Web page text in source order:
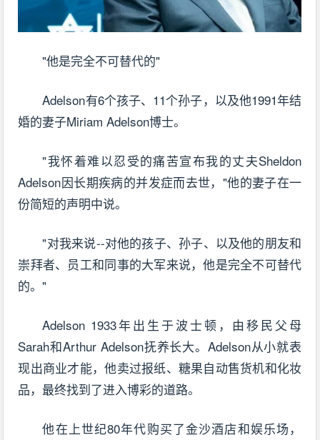
"他是完全不可替代的"
Adelson有6个孩子、11个孙子，以及他1991年结
婚的妻子Miriam Adelson博士。
"我怀着难以忍受的痛苦宣布我的丈夫Sheldon
Adelson因长期疾病的并发症而去世，"他的妻子在一
份简短的声明中说。
"对我来说--对他的孩子、孙子、以及他的朋友和
崇拜者、员工和同事的大军来说，他是完全不可替代
的。"
Adelson 1933年出生于波士顿，由移民父母
Sarah和Arthur Adelson抚养长大。Adelson从小就表
现出商业才能，他卖过报纸、糖果自动售货机和化妆
品，最终找到了进入博彩的道路。
他在上世纪80年代购买了金沙酒店和娱乐场，